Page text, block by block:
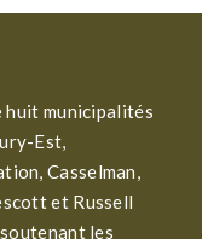
huit municipalités
Est,
Casselman,
et Russell
les